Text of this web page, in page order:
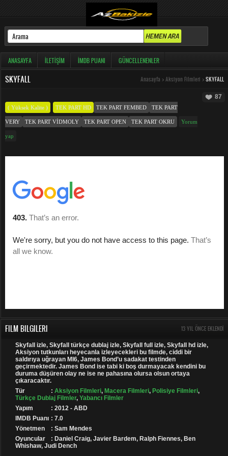
ANASAYFA İLETIŞIM İMDB PUANI GÜNCELLENENLER
SKYFALL Anasayfa > Aksiyon Filmleri > SKYFALL
87
( Yüksek Kalite ) TEK PART HD TEK PART FEMBED TEK PART
VERY TEK PART VIDMOLY TEK PART OPEN TEK PART OKRU Yorum
yap
FILM BILGILERI 13 YIL ÖNCE EKLENDI
Skyfall izle, Skyfall türkçe dublaj izle, Skyfall full izle, Skyfall hd izle,
Aksiyon tutkunları heyecanla izleyecekleri bu filmde, ciddi bir
saldırıya uğrayan MI6, James Bond’u sadakat testinden
geçirmektedir. James Bond ise tabi ki boş durmayacak kendini bu
duruma düşüren olay ne ise ne pahasına olursa olsun ortaya
çıkaracaktır.
Tür
: Aksiyon Filmleri, Macera Filmleri, Polisiye Filmleri,
Türkçe Dublaj Filmler, Yabancı Filmler
Yapım
: 2012 - ABD
IMDB Puanı : 7.0
Yönetmen
: Sam Mendes
Oyuncular
: Daniel Craig, Javier Bardem, Ralph Fiennes, Ben
Whishaw, Judi Dench